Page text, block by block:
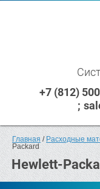
+7 (812)
Главная / Расходные
Packard
Нewlett-